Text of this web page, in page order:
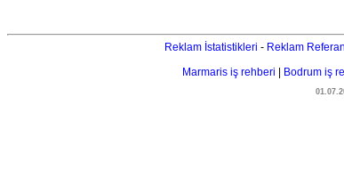
Reklam İstatistikleri - Reklam
Marmaris iş rehberi
Bodrum iş